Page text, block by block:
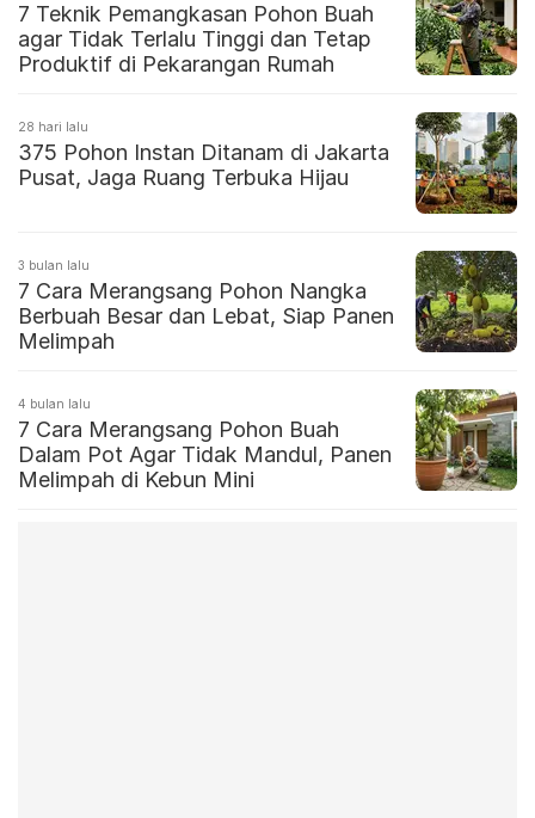
7 Teknik Pemangkasan Pohon Buah
agar Tidak Terlalu Tinggi dan Tetap
Produktif di Pekarangan Rumah
28 hari lalu
375 Pohon Instan Ditanam di Jakarta
Pusat, Jaga Ruang Terbuka Hijau
3 bulan lalu
7 Cara Merangsang Pohon Nangka
Berbuah Besar dan Lebat, Siap Panen
Melimpah
4 bulan lalu
7 Cara Merangsang Pohon Buah
Dalam Pot Agar Tidak Mandul, Panen
Melimpah di Kebun Mini